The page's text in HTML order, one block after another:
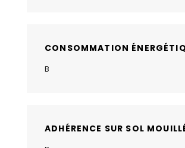
CONSOMMATION
B
ADHÉRENCE SUR SOL